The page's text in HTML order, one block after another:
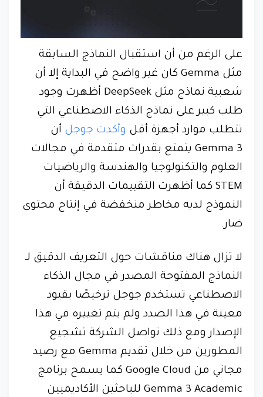
على الرغم من أن استقبال النماذج السابقة
مثل Gemma كان غير واضح في البداية إلا أن
شعبية نماذج مثل DeepSeek أظهرت وجود
طلب كبير على نماذج الذكاء الاصطناعي التي
تتطلب موارد أجهزة أقل وأكدت جوجل أن
Gemma 3 يتمتع بقدرات متقدمة في مجالات
العلوم والتكنولوجيا والهندسة والرياضيات
STEM كما أظهرت التقييمات الدقيقة أن
النموذج لديه مخاطر منخفضة في إنتاج محتوى
ضار.
لا تزال هناك مناقشات حول التعريف الدقيق لـ
النماذج المفتوحة المصدر في مجال الذكاء
الاصطناعي تستخدم جوجل ترخيصًا بقيود
معينة في هذا الصدد ولم يتم تغييره في هذا
الإصدار ومع ذلك تواصل الشركة تشجيع
المطورين من خلال تقديم Gemma مع رصيد
مجاني من Google Cloud كما يسمح برنامج
Gemma 3 Academic للباحثين الأكاديميين